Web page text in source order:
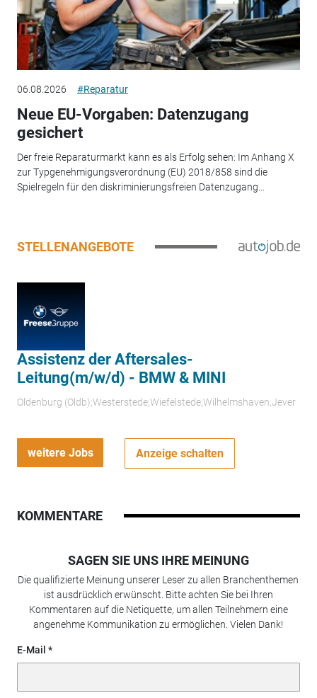
06.08.2026 #Reparatur
Neue EU-Vorgaben: Datenzugang
gesichert
Der freie Reparaturmarkt kann es als Erfolg sehen: Im Anhang X
zur Typgenehmigungsverordnung (EU) 2018/858 sind die
Spielregeln für den diskriminierungsfreien Datenzugang...
STELLENANGEBOTE
Assistenz der Aftersales-
Leitung(m/w/d) - BMW & MINI
Oldenburg (Oldb);Westerstede;Wiefelstede;Wilhelmshaven;Jever
weitere Jobs Anzeige schalten
KOMMENTARE
SAGEN SIE UNS IHRE MEINUNG
Die qualifizierte Meinung unserer Leser zu allen Branchenthemen
ist ausdrücklich erwünscht. Bitte achten Sie bei Ihren
Kommentaren auf die Netiquette, um allen Teilnehmern eine
angenehme Kommunikation zu ermöglichen. Vielen Dank!
E-Mail